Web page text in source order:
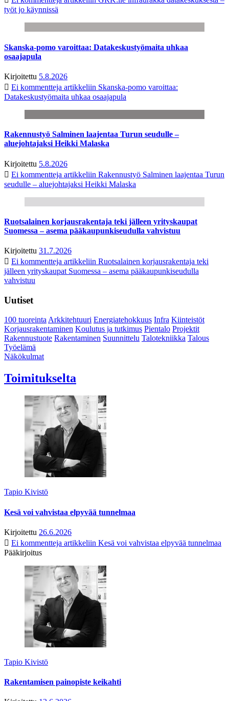
työt jo käynnissä
Skanska-pomo varoittaa: Datakeskustyömaita uhkaa
osaajapula
Kirjoitettu 5.8.2026
Ei kommentteja artikkeliin Skanska-pomo varoittaa:
Datakeskustyömaita uhkaa osaajapula
Rakennustyö Salminen laajentaa Turun seudulle –
aluejohtajaksi Heikki Malaska
Kirjoitettu 5.8.2026
Ei kommentteja artikkeliin Rakennustyö Salminen laajentaa Turun
seudulle – aluejohtajaksi Heikki Malaska
Ruotsalainen korjausrakentaja teki jälleen yrityskaupat
Suomessa – asema pääkaupunkiseudulla vahvistuu
Kirjoitettu 31.7.2026
Ei kommentteja artikkeliin Ruotsalainen korjausrakentaja teki
jälleen yrityskaupat Suomessa – asema pääkaupunkiseudulla
vahvistuu
Uutiset
100 tuoreintaArkkitehtuuri Energiatehokkuus Infra Kiinteistöt
Korjausrakentaminen Koulutus ja tutkimus Pientalo Projektit
Rakennustuote Rakentaminen Suunnittelu Talotekniikka Talous
Työelämä
Näkökulmat
Toimitukselta
Tapio Kivistö
Kesä voi vahvistaa elpyvää tunnelmaa
Kirjoitettu 26.6.2026
Ei kommentteja artikkeliin Kesä voi vahvistaa elpyvää tunnelmaa
Pääkirjoitus
Tapio Kivistö
Rakentamisen painopiste keikahti